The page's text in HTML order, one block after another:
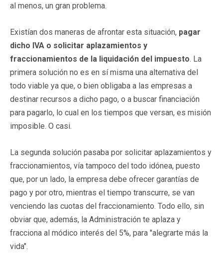
al menos, un gran problema.
Existían dos maneras de afrontar esta situación, pagar
dicho IVA o solicitar aplazamientos y
fraccionamientos de la liquidación del impuesto. La
primera solución no es en sí misma una alternativa del
todo viable ya que, o bien obligaba a las empresas a
destinar recursos a dicho pago, o a buscar financiación
para pagarlo, lo cual en los tiempos que versan, es misión
imposible. O casi.
La segunda solución pasaba por solicitar aplazamientos y
fraccionamientos, vía tampoco del todo idónea, puesto
que, por un lado, la empresa debe ofrecer garantías de
pago y por otro, mientras el tiempo transcurre, se van
venciendo las cuotas del fraccionamiento. Todo ello, sin
obviar que, además, la Administración te aplaza y
fracciona al módico interés del 5%, para "alegrarte más la
vida".